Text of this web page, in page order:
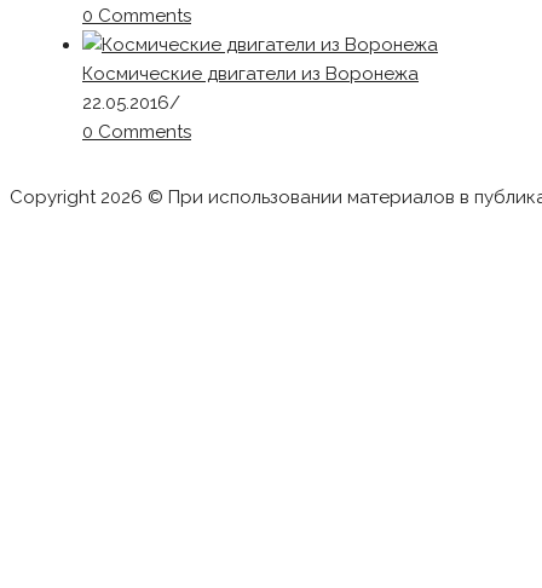
0 Comments
Космические двигатели из Воронежа
22.05.2016/
0 Comments
Copyright 2026 © При использовании материалов в